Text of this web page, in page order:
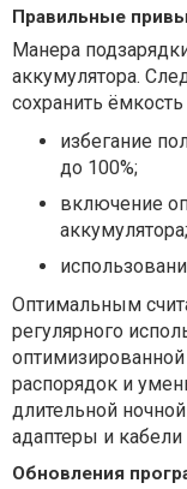
Правильные
Манера
аккумулятора.
сохранить
избегание
до 100%;
включение
аккумулятора;
Оптимальным
регулярного
распорядок и
длительной
адаптеры и
Обновления